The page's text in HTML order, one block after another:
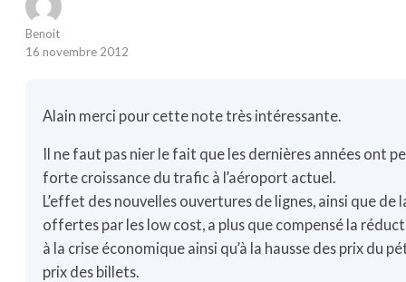
Benoit
16 novembre 2012
Alain merci pour cette note très intéressante.
Il ne faut pas nier le fait que les dernières années ont
forte croissance du trafic à l’aéroport actuel.
L’effet des nouvelles ouvertures de lignes, ainsi que de
offertes par les low cost, a plus que compensé la
à la crise économique ainsi qu’à la hausse des prix du
prix des billets.